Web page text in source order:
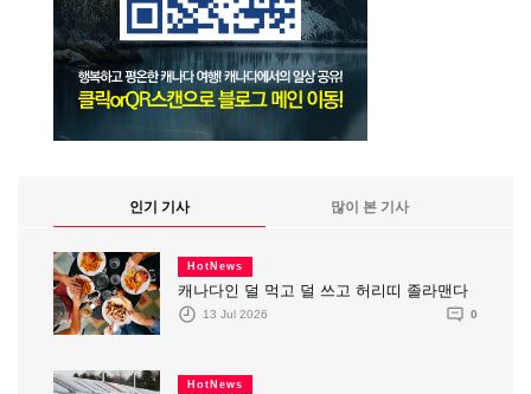
인기 기사 많이 본 기사
HotNews
캐나다인 덜 먹고 덜 쓰고 허리띠 졸라맨다
13 Jul 2026 0
HotNews